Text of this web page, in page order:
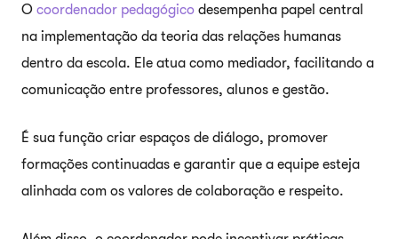
O coordenador pedagógico desempenha papel central
na implementação da teoria das relações humanas
dentro da escola. Ele atua como mediador, facilitando a
comunicação entre professores, alunos e gestão.
É sua função criar espaços de diálogo, promover
formações continuadas e garantir que a equipe esteja
alinhada com os valores de colaboração e respeito.